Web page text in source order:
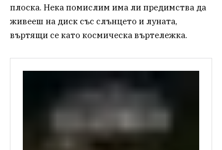
плоска. Нека помислим има ли предимства да
живееш на диск със слънцето и луната,
въртящи се като космическа въртележка.